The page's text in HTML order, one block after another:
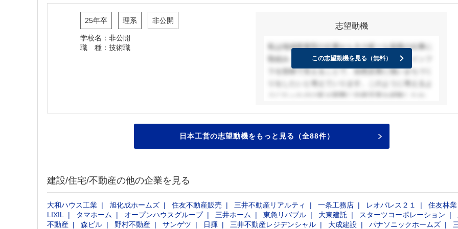
貴社に入社することができた際には、業務を行う中
知識を身に着け、技術士の資格を取得したいと考え
ています。そして確かな技術力と丁寧なサービスで
もってお客様と信頼関係を築き上げ、私だけにしか
できないような仕事に携われるような人材として活
躍していきたいです。
携わってきました。この経験を活かし、災害リスク
できる仕事に就きたいと考えています。貴社が手掛
ける防災インフラ整備やリスクマネジメントのプロ
ジェクトに関わり、社会に貢献できる技術者を目指
したいと思っています。次に、国際的なプロジェク
トへの関与です。日本工営は、途上国のインフラ整
備にも力を入れており、国際協力の分野で大きな役
アジアやアフリカの国々で展開されているインフラ
礎的なインフラがまだ十分に整っておらず、住民の
受けました。私も、貴社の一員として、国際的な視
点を持ちながら、地域に根ざした持続可能なインフ
ラ整備に貢献したいと考えています。さらに、技術
に加え、プロジェクトの調査から計画、実行、そし
持続可能な○○を提供できる点に魅力を感じ、建設コ
ンサルを志望した。その中でも貴社は最大手の建設
コンサルタントであり、多くの分野と連携しながら
プロジェクトを実行し、技術者として成長し続けて
いける環境に魅力を感じた。
25年卒 理系 非公開
学校名：非公開
職 種：技術職
志望動機
私は地域密着型の仕事から大小様々な規模の仕事に
取組み、人々の生活に欠かすことができないインフ
ラを技術で支えることで、自然災害に強いまちづく
うになったのは私が実際に自然災害を経験したから
た。また地震により斜面崩壊や液状化現象が発生
管理・維持管理までまちづくりに総合的に関わるこ
とができる建設コンサルタントという職種を知り、
国内建設コンサルタント売上1位の貴社について興
この志望動機を見る（無料）
日本工営の志望動機をもっと見る（全88件）
建設/住宅/不動産の他の企業を見る
大和ハウス工業 旭化成ホームズ 住友不動産販売 三井不動産リアルティ 一条工務店 レオパレス２１
住友林業
LIXIL
タマホーム オープンハウスグループ 三井ホーム 東急リバブル 大東建託 スターツコーポレーション
不動産
森ビル 野村不動産 サンゲツ 日揮 三井不動産レジデンシャル 大成建設 パナソニックホームズ